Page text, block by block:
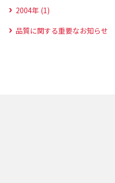
2004年 (1)
品質に関する重要なお知らせ